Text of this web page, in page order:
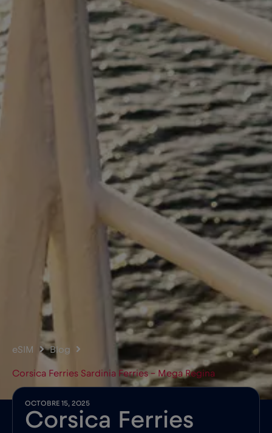
eSIM Blog
Corsica Ferries Sardinia Ferries – Mega Regina
OCTOBRE 15, 2025
Corsica Ferries